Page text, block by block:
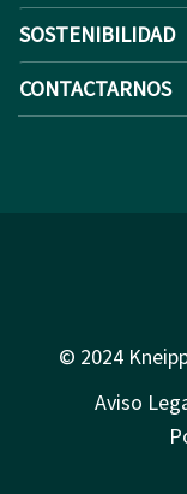
SOSTENIBILIDAD
CONTACTARNOS
© 2024
Aviso